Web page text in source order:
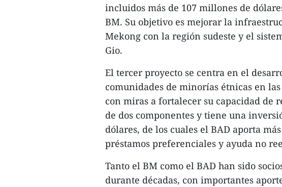
incluidos más de 107 millones de
BM. Su objetivo es mejorar la
Mekong con la región sudeste y el
Gio.
El tercer proyecto se centra en el
comunidades de minorías étnicas en
con miras a fortalecer su capacidad de
de dos componentes y tiene una
dólares, de los cuales el BAD aporta
préstamos preferenciales y ayuda no
Tanto el BM como el BAD han sido
durante décadas, con importantes